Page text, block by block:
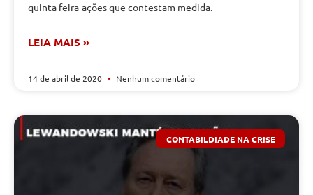
quinta feira-ações que contestam medida.
LEIA MAIS »
14 de abril de 2020 Nenhum comentário
CONTABILDIADE NA CRISE